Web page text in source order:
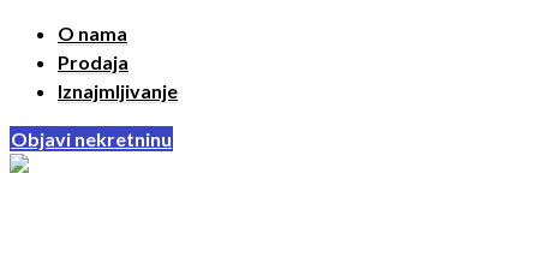
O nama
Prodaja
Iznajmljivanje
Objavi nekretninu